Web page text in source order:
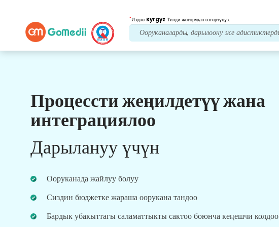
*Издөө Kyrgyz Тилди жогорудан өзгөртүңүз.
Процессти жеңилдетүү жана
интеграциялоо
Дарылануу үчүн
Ооруканада жайлуу болуу
Сиздин бюджетке жараша оорукана тандоо
Бардык убакыттагы саламаттыкты сактоо боюнча кеңешчи колдоо
Биздин артыкчылыктар
Пост дарылоокам
көрүү
Ар дайым көйгөйлөрүңүздү чечүү үчүн биздин
дарылоо муктаждыктарыңыз боюнча